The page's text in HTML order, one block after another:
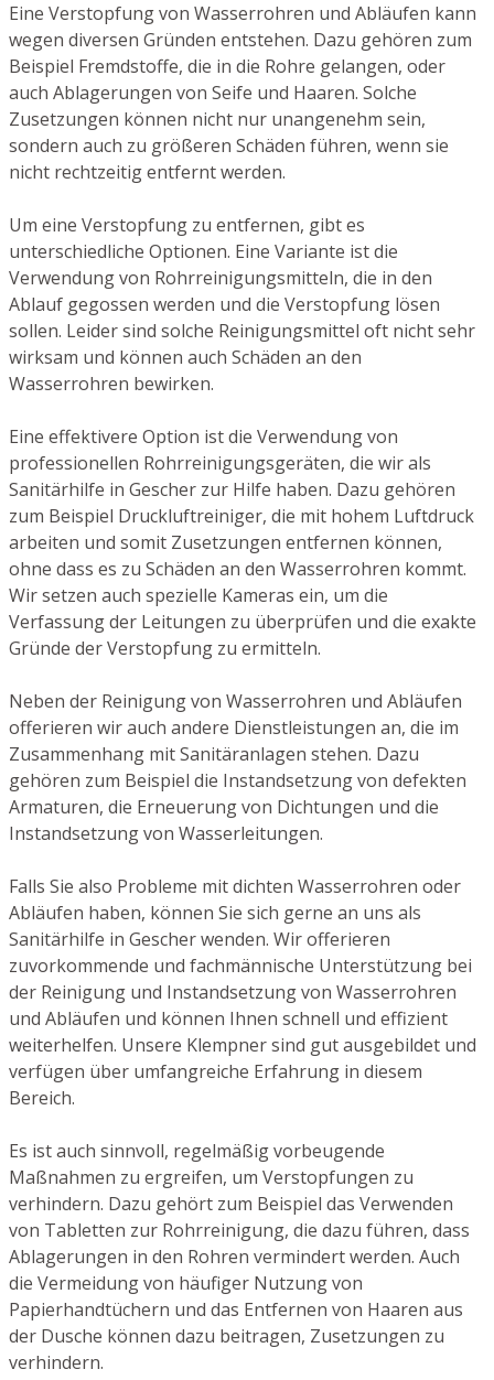
Eine Verstopfung von Wasserrohren und Abläufen kann
wegen diversen Gründen entstehen. Dazu gehören zum
Beispiel Fremdstoffe, die in die Rohre gelangen, oder
auch Ablagerungen von Seife und Haaren. Solche
Zusetzungen können nicht nur unangenehm sein,
sondern auch zu größeren Schäden führen, wenn sie
nicht rechtzeitig entfernt werden.
Um eine Verstopfung zu entfernen, gibt es
unterschiedliche Optionen. Eine Variante ist die
Verwendung von Rohrreinigungsmitteln, die in den
Ablauf gegossen werden und die Verstopfung lösen
sollen. Leider sind solche Reinigungsmittel oft nicht sehr
wirksam und können auch Schäden an den
Wasserrohren bewirken.
Eine effektivere Option ist die Verwendung von
professionellen Rohrreinigungsgeräten, die wir als
Sanitärhilfe in Gescher zur Hilfe haben. Dazu gehören
zum Beispiel Druckluftreiniger, die mit hohem Luftdruck
arbeiten und somit Zusetzungen entfernen können,
ohne dass es zu Schäden an den Wasserrohren kommt.
Wir setzen auch spezielle Kameras ein, um die
Verfassung der Leitungen zu überprüfen und die exakte
Gründe der Verstopfung zu ermitteln.
Neben der Reinigung von Wasserrohren und Abläufen
offerieren wir auch andere Dienstleistungen an, die im
Zusammenhang mit Sanitäranlagen stehen. Dazu
gehören zum Beispiel die Instandsetzung von defekten
Armaturen, die Erneuerung von Dichtungen und die
Instandsetzung von Wasserleitungen.
Falls Sie also Probleme mit dichten Wasserrohren oder
Abläufen haben, können Sie sich gerne an uns als
Sanitärhilfe in Gescher wenden. Wir offerieren
zuvorkommende und fachmännische Unterstützung bei
der Reinigung und Instandsetzung von Wasserrohren
und Abläufen und können Ihnen schnell und effizient
weiterhelfen. Unsere Klempner sind gut ausgebildet und
verfügen über umfangreiche Erfahrung in diesem
Bereich.
Es ist auch sinnvoll, regelmäßig vorbeugende
Maßnahmen zu ergreifen, um Verstopfungen zu
verhindern. Dazu gehört zum Beispiel das Verwenden
von Tabletten zur Rohrreinigung, die dazu führen, dass
Ablagerungen in den Rohren vermindert werden. Auch
die Vermeidung von häufiger Nutzung von
Papierhandtüchern und das Entfernen von Haaren aus
der Dusche können dazu beitragen, Zusetzungen zu
verhindern.